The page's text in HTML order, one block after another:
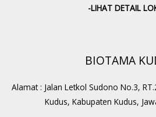
-LIHAT DETAIL
BIOTAMA
Alamat : Jalan Letkol Sudono No.3,
Kudus, Kabupaten Kudus,